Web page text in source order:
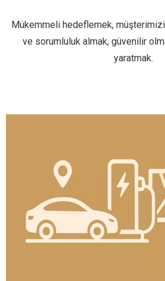
Mükemmeli hedeflemek,
ve sorumluluk almak, güvenilir
yaratmak.